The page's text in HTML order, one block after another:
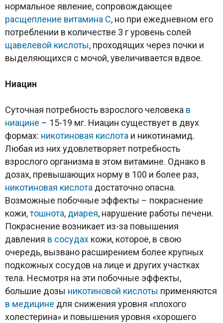
нормальное явление, сопровождающее
расщепление витамина С, но при ежедневном его
потреблении в количестве 3 г уровень солей
щавелевой кислоты, проходящих через почки и
выделяющихся с мочой, увеличивается вдвое.
Ниацин
Суточная потребность взрослого человека в
ниацине – 15-19 мг. Ниацин существует в двух
формах: никотиновая кислота и никотинамид.
Любая из них удовлетворяет потребность
взрослого организма в этом витамине. Однако в
дозах, превышающих норму в 100 и более раз,
никотиновая кислота достаточно опасна.
Возможные побочные эффекты – покраснение
кожи,тошнота, диарея, нарушение работы печени.
Покраснение возникает из-за повышения
давления в сосудах кожи, которое, в свою
очередь, вызвано расширением более крупных
подкожных сосудов на лице и других участках
тела. Несмотря на эти побочные эффекты,
большие дозы никотиновой кислоты применяются
в медицине для снижения уровня «плохого
холестерина» и повышения уровня «хорошего